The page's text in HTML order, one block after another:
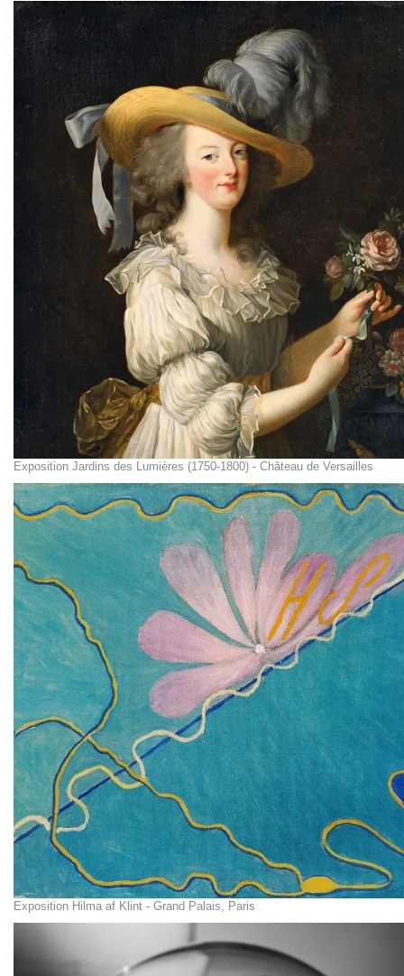
Exposition Jardins des Lumières (1750-1800) - Château de Versailles
Exposition Hilma af Klint - Grand Palais, Paris